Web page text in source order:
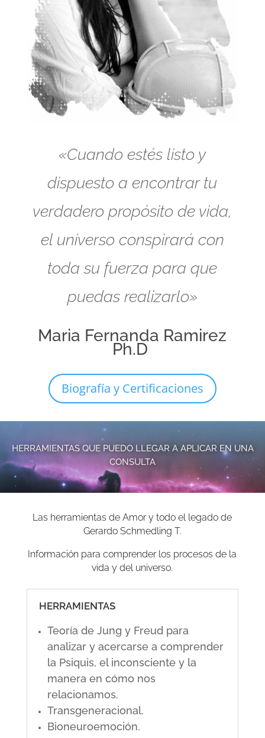
«Cuando estés listo y
dispuesto a encontrar tu
verdadero propósito de vida,
el universo conspirará con
toda su fuerza para que
puedas realizarlo»
Maria Fernanda Ramirez
Ph.D
Biografía y Certificaciones
HERRAMIENTAS QUE PUEDO LLEGAR A APLICAR EN UNA
CONSULTA
Las herramientas de Amor y todo el legado de
Gerardo Schmedling T.
Información para comprender los procesos de la
vida y del universo.
HERRAMIENTAS
Teoría de Jung y Freud para
analizar y acercarse a comprender
la Psiquis, el inconsciente y la
manera en cómo nos
relacionamos.
Transgeneracional.
Bioneuroemoción.